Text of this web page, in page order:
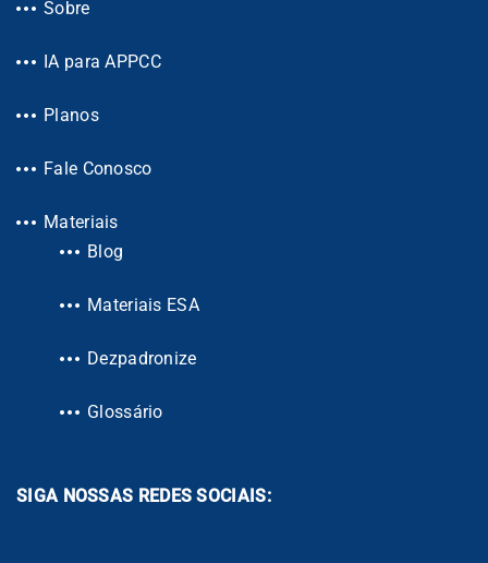
Sobre
IA para APPCC
Planos
Fale Conosco
Materiais
Blog
Materiais ESA
Dezpadronize
Glossário
SIGA NOSSAS REDES SOCIAIS: